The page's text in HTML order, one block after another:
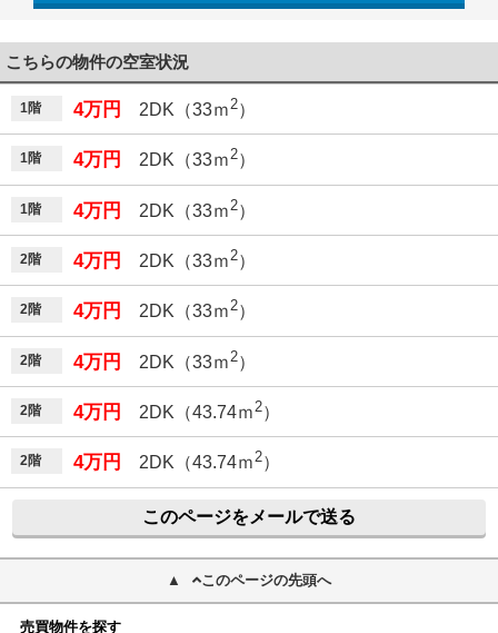
こちらの物件の空室状況
1階 4万円 2DK（33ｍ2）
1階 4万円 2DK（33ｍ2）
1階 4万円 2DK（33ｍ 2）
2階 4万円 2DK（33ｍ 2）
2階 4万円 2DK（33ｍ2）
2階 4万円 2DK（33ｍ 2）
2階 4万円 2DK（43.74ｍ 2）
2階 4万円 2DK（43.74ｍ2）
このページをメールで送る
このページの先頭へ
売買物件を探す